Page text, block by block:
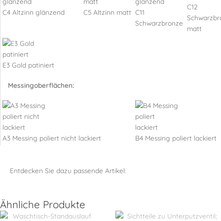
C4 Altzinn glänzend C5 Altzinn matt C11
Schwarzbronze
C12
matt
E3 Gold patiniert
Messingoberflächen:
A3 Messing poliert nicht lackiert B4 Messing poliert lackiert
Entdecken Sie dazu passende Artikel:
Ähnliche Produkte